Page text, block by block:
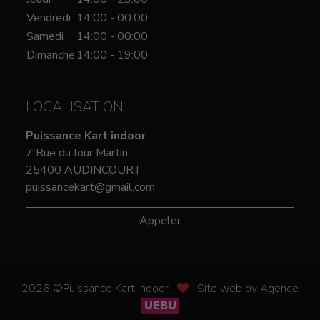
Vendredi 14:00 - 00:00
Samedi
14:00 - 00:00
Dimanche 14:00 - 19:00
LOCALISATION
Puissance Kart indoor
7 Rue du four Martin,
25400 AUDINCOURT
puissancekart@gmail.com
Appeler
2026 ©Puissance Kart Indoor
Site web by Agence
UEBU